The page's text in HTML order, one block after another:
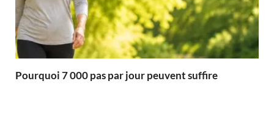
Pourquoi 7 000 pas par jour peuvent suffire